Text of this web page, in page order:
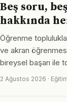
Beş soru,
hakkında
Öğrenme
ve akran
bireysel başarı ile
2 Ağustos 2026 ·